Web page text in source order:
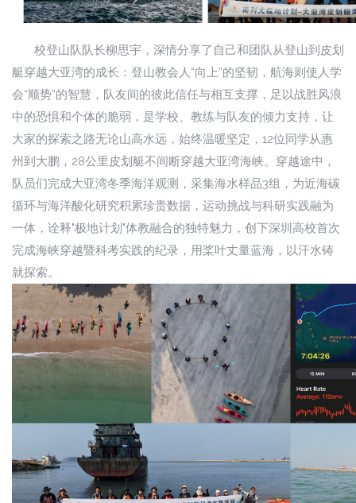
校登山队队长柳思宇，深情分享了自己和团队从登山到皮划
艇穿越大亚湾的成长：登山教会人“向上”的坚韧，航海则使人学
会“顺势”的智慧，队友间的彼此信任与相互支撑，足以战胜风浪
中的恐惧和个体的脆弱，是学校、教练与队友的倾力支持，让
大家的探索之路无论山高水远，始终温暖坚定，12位同学从惠
州到大鹏，28公里皮划艇不间断穿越大亚湾海峡。穿越途中，
队员们完成大亚湾冬季海洋观测，采集海水样品3组，为近海碳
循环与海洋酸化研究积累珍贵数据，运动挑战与科研实践融为
一体，诠释"极地计划"体教融合的独特魅力，创下深圳高校首次
完成海峡穿越暨科考实践的纪录，用桨叶丈量蓝海，以汗水铸
就探索。